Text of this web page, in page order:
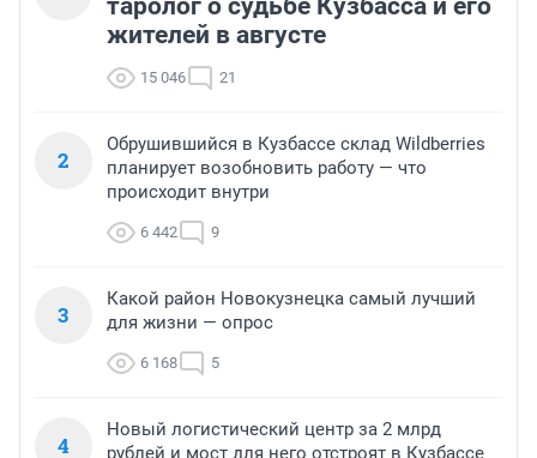
жителей в августе
15 046 21
2
Обрушившийся в Кузбассе склад Wildberries
планирует возобновить работу — что
происходит внутри
6 442 9
3
Какой район Новокузнецка самый лучший
для жизни — опрос
6 168 5
4
Новый логистический центр за 2 млрд
рублей и мост для него отстроят в Кузбассе